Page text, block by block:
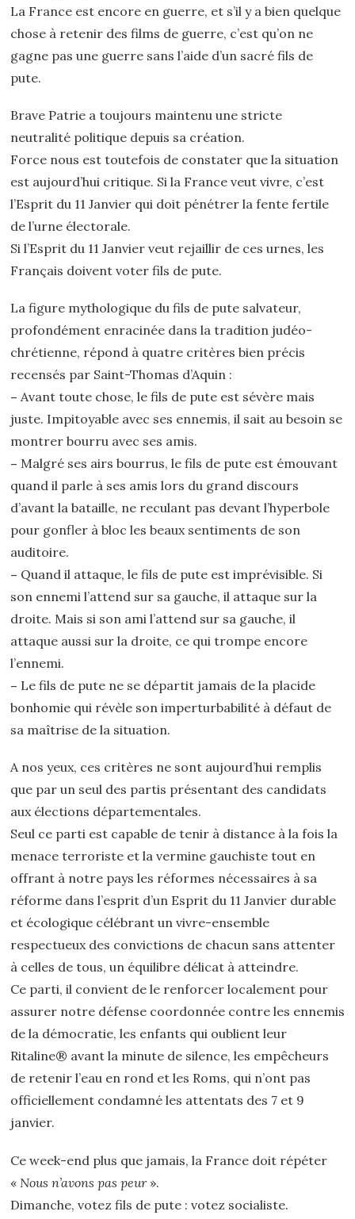
La France est encore en guerre, et s’il y a bien quelque
chose à retenir des films de guerre, c’est qu’on ne
gagne pas une guerre sans l’aide d’un sacré fils de
pute.
Brave Patrie a toujours maintenu une stricte
neutralité politique depuis sa création.
Force nous est toutefois de constater que la situation
est aujourd’hui critique. Si la France veut vivre, c’est
l’Esprit du 11 Janvier qui doit pénétrer la fente fertile
de l’urne électorale.
Si l’Esprit du 11 Janvier veut rejaillir de ces urnes, les
Français doivent voter fils de pute.
La figure mythologique du fils de pute salvateur,
profondément enracinée dans la tradition judéo-
chrétienne, répond à quatre critères bien précis
recensés par Saint-Thomas d’Aquin :
– Avant toute chose, le fils de pute est sévère mais
juste. Impitoyable avec ses ennemis, il sait au besoin se
montrer bourru avec ses amis.
– Malgré ses airs bourrus, le fils de pute est émouvant
quand il parle à ses amis lors du grand discours
d’avant la bataille, ne reculant pas devant l’hyperbole
pour gonfler à bloc les beaux sentiments de son
auditoire.
– Quand il attaque, le fils de pute est imprévisible. Si
son ennemi l’attend sur sa gauche, il attaque sur la
droite. Mais si son ami l’attend sur sa gauche, il
attaque aussi sur la droite, ce qui trompe encore
l’ennemi.
– Le fils de pute ne se départit jamais de la placide
bonhomie qui révèle son imperturbabilité à défaut de
sa maîtrise de la situation.
A nos yeux, ces critères ne sont aujourd’hui remplis
que par un seul des partis présentant des candidats
aux élections départementales.
Seul ce parti est capable de tenir à distance à la fois la
menace terroriste et la vermine gauchiste tout en
offrant à notre pays les réformes nécessaires à sa
réforme dans l’esprit d’un Esprit du 11 Janvier durable
et écologique célébrant un vivre-ensemble
respectueux des convictions de chacun sans attenter
à celles de tous, un équilibre délicat à atteindre.
Ce parti, il convient de le renforcer localement pour
assurer notre défense coordonnée contre les ennemis
de la démocratie, les enfants qui oublient leur
Ritaline® avant la minute de silence, les empêcheurs
de retenir l’eau en rond et les Roms, qui n’ont pas
officiellement condamné les attentats des 7 et 9
janvier.
Ce week-end plus que jamais, la France doit répéter
« Nous n’avons pas peur».
Dimanche, votez fils de pute : votez socialiste.